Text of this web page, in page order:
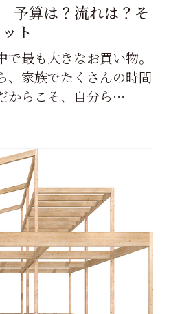
予算は？流れは？そ
ト
最も大きなお買い物。
、家族でたくさんの時間
からこそ、自分ら…